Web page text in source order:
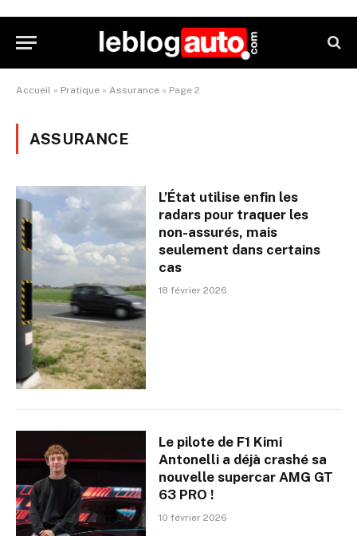
Accueil » Pratique » Assurance » Page 2
ASSURANCE
L’État utilise enfin les
radars pour traquer les
non-assurés, mais
seulement dans certains
cas
18 février 2026
Le pilote de F1 Kimi
Antonelli a déjà crashé sa
nouvelle supercar AMG GT
63 PRO !
10 février 2026